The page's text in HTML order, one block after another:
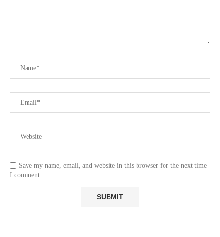
Save my name, email, and website in this browser for the next time
I comment.